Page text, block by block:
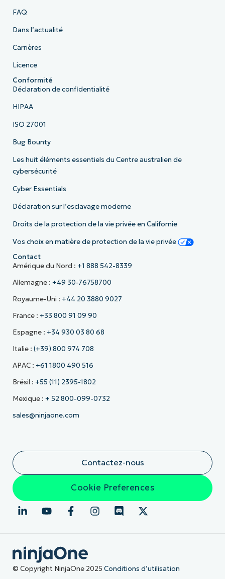
FAQ
Dans l’actualité
Carrières
Licence
Conformité
Déclaration de confidentialité
HIPAA
ISO 27001
Bug Bounty
Les huit éléments essentiels du Centre australien de
cybersécurité
Cyber Essentials
Déclaration sur l’esclavage moderne
Droits de la protection de la vie privée en Californie
Vos choix en matière de protection de la vie privée
Contact
Amérique du Nord : +1 888 542-8339
Allemagne : +49 30-76758700
Royaume-Uni : +44 20 3880 9027
France : +33 800 91 09 90
Espagne : +34 930 03 80 68
Italie : (+39) 800 974 708
APAC : +61 1800 490 516
Brésil : +55 (11) 2395-1802
Mexique : + 52 800-099-0732
sales@ninjaone.com
Contactez-nous
Cookie Preferences
© Copyright NinjaOne 2025 Conditions d’utilisation